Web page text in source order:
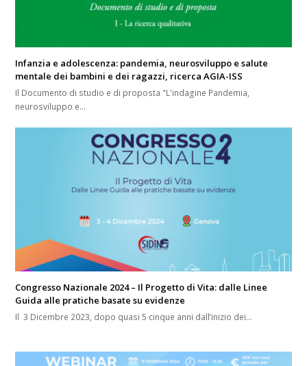
Infanzia e adolescenza: pandemia, neurosviluppo e salute
mentale dei bambini e dei ragazzi, ricerca AGIA-ISS
Il Documento di studio e di proposta "L'indagine Pandemia,
neurosviluppo e…
Congresso Nazionale 2024 – Il Progetto di Vita: dalle Linee
Guida alle pratiche basate su evidenze
Il 3 Dicembre 2023, dopo quasi 5 cinque anni dall’inizio dei…